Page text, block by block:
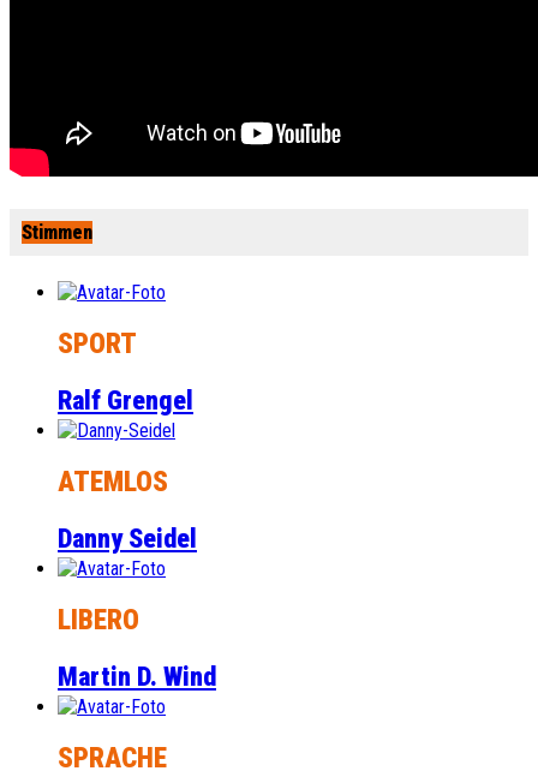
Stimmen
SPORT
Ralf Grengel
ATEMLOS
Danny Seidel
LIBERO
Martin D. Wind
SPRACHE